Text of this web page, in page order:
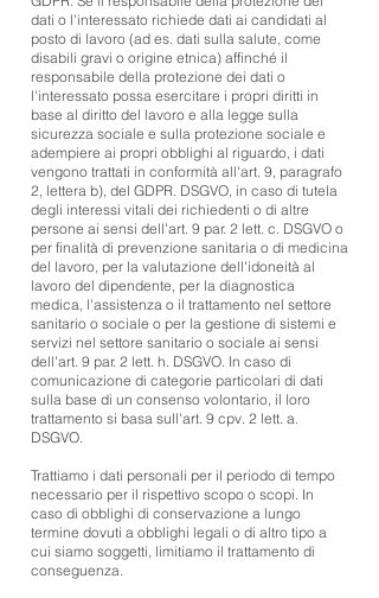
dati o l'interessato richiede dati ai candidati al
posto di lavoro (ad es. dati sulla salute, come
disabili gravi o origine etnica) affinché il
responsabile della protezione dei dati o
l'interessato possa esercitare i propri diritti in
base al diritto del lavoro e alla legge sulla
sicurezza sociale e sulla protezione sociale e
adempiere ai propri obblighi al riguardo, i dati
vengono trattati in conformità all'art. 9, paragrafo
2, lettera b), del GDPR. DSGVO, in caso di tutela
degli interessi vitali dei richiedenti o di altre
persone ai sensi dell'art. 9 par. 2 lett. c. DSGVO o
per finalità di prevenzione sanitaria o di medicina
del lavoro, per la valutazione dell'idoneità al
lavoro del dipendente, per la diagnostica
medica, l'assistenza o il trattamento nel settore
sanitario o sociale o per la gestione di sistemi e
servizi nel settore sanitario o sociale ai sensi
dell'art. 9 par. 2 lett. h. DSGVO. In caso di
comunicazione di categorie particolari di dati
sulla base di un consenso volontario, il loro
trattamento si basa sull'art. 9 cpv. 2 lett. a.
DSGVO.
Trattiamo i dati personali per il periodo di tempo
necessario per il rispettivo scopo o scopi. In
caso di obblighi di conservazione a lungo
termine dovuti a obblighi legali o di altro tipo a
cui siamo soggetti, limitiamo il trattamento di
conseguenza.